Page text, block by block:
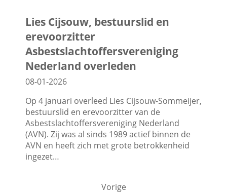
Lies Cijsouw, bestuurslid en
erevoorzitter
Asbestslachtoffersvereniging
Nederland overleden
08-01-2026
Op 4 januari overleed Lies Cijsouw-Sommeijer,
bestuurslid en erevoorzitter van de
Asbestslachtoffersvereniging Nederland
(AVN). Zij was al sinds 1989 actief binnen de
AVN en heeft zich met grote betrokkenheid
ingezet…
Vorige